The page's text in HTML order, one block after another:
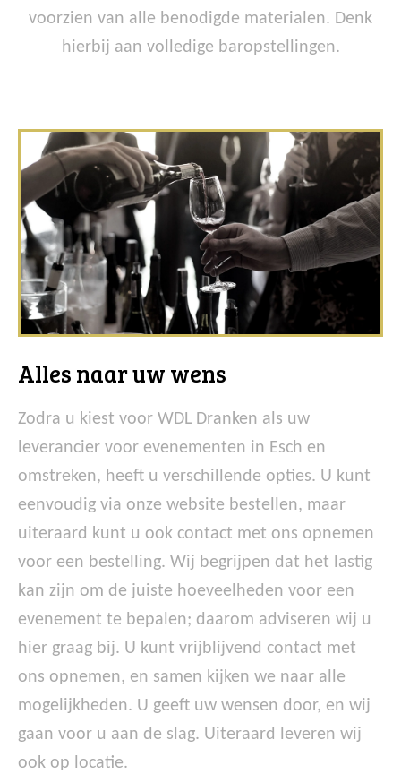
voorzien van alle benodigde materialen. Denk
hierbij aan volledige baropstellingen.
Alles naar uw wens
Zodra u kiest voor WDL Dranken als uw
leverancier voor evenementen in Esch en
omstreken, heeft u verschillende opties. U kunt
eenvoudig via onze website bestellen, maar
uiteraard kunt u ook contact met ons opnemen
voor een bestelling. Wij begrijpen dat het lastig
kan zijn om de juiste hoeveelheden voor een
evenement te bepalen; daarom adviseren wij u
hier graag bij. U kunt vrijblijvend contact met
ons opnemen, en samen kijken we naar alle
mogelijkheden. U geeft uw wensen door, en wij
gaan voor u aan de slag. Uiteraard leveren wij
ook op locatie.